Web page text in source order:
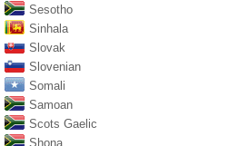
Sesotho
Sinhala
Slovak
Slovenian
Somali
Samoan
Scots Gaelic
Shona